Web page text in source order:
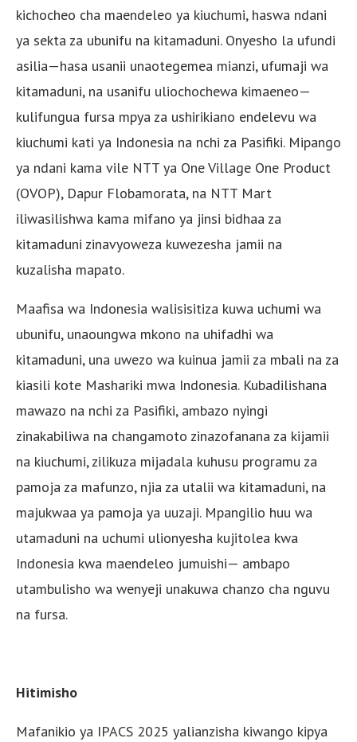
kichocheo cha maendeleo ya kiuchumi, haswa ndani
ya sekta za ubunifu na kitamaduni. Onyesho la ufundi
asilia—hasa usanii unaotegemea mianzi, ufumaji wa
kitamaduni, na usanifu uliochochewa kimaeneo—
kulifungua fursa mpya za ushirikiano endelevu wa
kiuchumi kati ya Indonesia na nchi za Pasifiki. Mipango
ya ndani kama vile NTT ya One Village One Product
(OVOP), Dapur Flobamorata, na NTT Mart
iliwasilishwa kama mifano ya jinsi bidhaa za
kitamaduni zinavyoweza kuwezesha jamii na
kuzalisha mapato.
Maafisa wa Indonesia walisisitiza kuwa uchumi wa
ubunifu, unaoungwa mkono na uhifadhi wa
kitamaduni, una uwezo wa kuinua jamii za mbali na za
kiasili kote Mashariki mwa Indonesia. Kubadilishana
mawazo na nchi za Pasifiki, ambazo nyingi
zinakabiliwa na changamoto zinazofanana za kijamii
na kiuchumi, zilikuza mijadala kuhusu programu za
pamoja za mafunzo, njia za utalii wa kitamaduni, na
majukwaa ya pamoja ya uuzaji. Mpangilio huu wa
utamaduni na uchumi ulionyesha kujitolea kwa
Indonesia kwa maendeleo jumuishi— ambapo
utambulisho wa wenyeji unakuwa chanzo cha nguvu
na fursa.
Hitimisho
Mafanikio ya IPACS 2025 yalianzisha kiwango kipya